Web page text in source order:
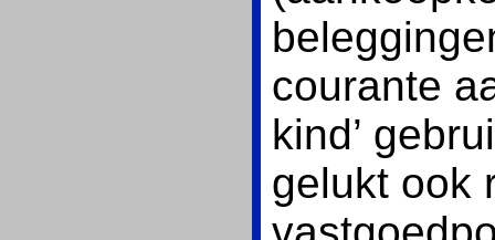
courante
kind’
gelukt ook